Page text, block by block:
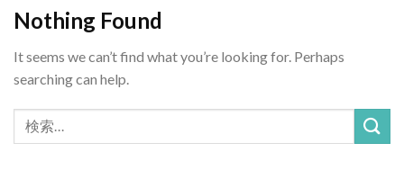
Nothing Found
It seems we can’t find what you’re looking for. Perhaps
searching can help.